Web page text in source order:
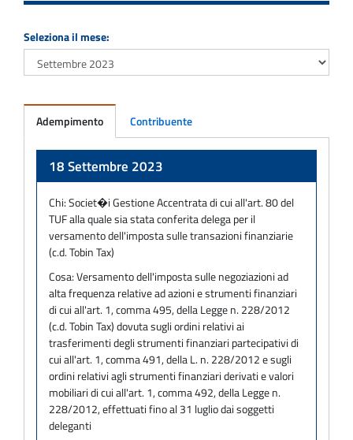
Seleziona il mese:
Adempimento Contribuente
18 Settembre 2023
Chi:Societ�i Gestione Accentrata di cui all'art. 80 del
TUF alla quale sia stata conferita delega per il
versamento dell'imposta sulle transazioni finanziarie
(c.d. Tobin Tax)
Cosa:Versamento dell'imposta sulle negoziazioni ad
alta frequenza relative ad azioni e strumenti finanziari
di cui all'art. 1, comma 495, della Legge n. 228/2012
(c.d. Tobin Tax) dovuta sugli ordini relativi ai
trasferimenti degli strumenti finanziari partecipativi di
cui all'art. 1, comma 491, della L. n. 228/2012 e sugli
ordini relativi agli strumenti finanziari derivati e valori
mobiliari di cui all'art. 1, comma 492, della Legge n.
228/2012, effettuati fino al 31 luglio dai soggetti
deleganti